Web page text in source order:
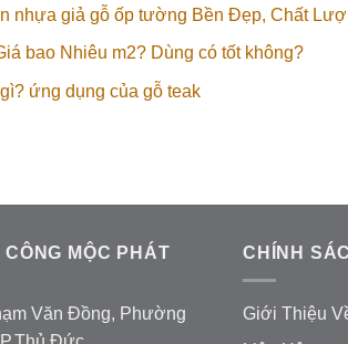
nhựa giả gỗ ốp tường Bền Đẹp, Chất
bao Nhiêu m2? Dùng có tốt không?
ứng dụng của gỗ teak
MỘC PHÁT
Văn Đồng, Phường
CHÍNH
Giới Thiệu